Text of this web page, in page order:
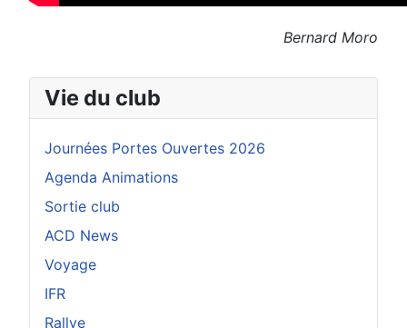
Vie du club
Journées Portes Ouvertes 2026
Agenda Animations
Sortie club
ACD News
Voyage
IFR
Rallye
Bernard Moro